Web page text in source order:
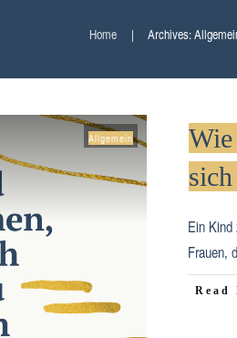
Home | Archives:
Allgemein
Ein
Frauen,
​Read